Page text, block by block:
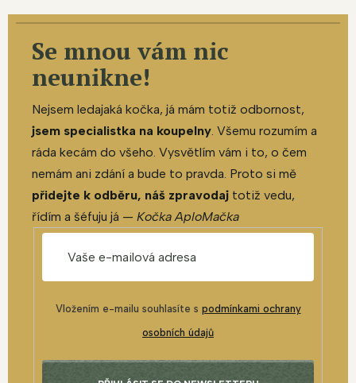
Se mnou vám nic
neunikne!
Nejsem ledajaká kočka, já mám totiž odbornost,
jsem specialistka na koupelny. Všemu rozumím a
ráda kecám do všeho. Vysvětlím vám i to, o čem
nemám ani zdání a bude to pravda. Proto si mě
přidejte k odběru, náš zpravodaj totiž vedu,
řídím a šéfuju já — Kočka AploMačka
Vložením e-mailu souhlasíte s podmínkami ochrany
osobních údajů